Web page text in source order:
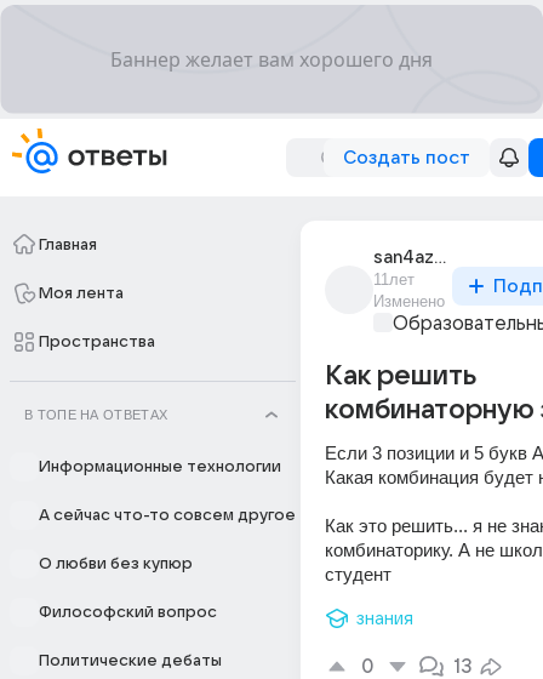
Создать пост
Главная
Моя лента
Пространства
В ТОПЕ НА ОТВЕТАХ
Информационные технологии
А сейчас что-то совсем другое
О любви без купюр
Философский вопрос
Политические дебаты
san4az_1
11лет
Изменено
Как решить
комбинаторную
Если 3 позиции и 5 букв
Какая комбинация будет
Как это решить... я не
комбинаторику. А не
студент
знания
0 13